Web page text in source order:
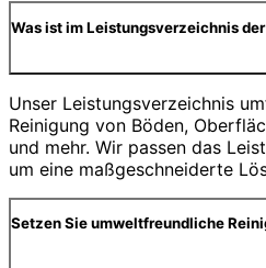
Was ist im Leistungsverzeichnis
Unser Leistungsverzeichnis
Reinigung von Böden,
und mehr. Wir passen das
um eine maßgeschneiderte
Setzen Sie umweltfreundliche